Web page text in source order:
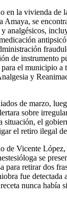
en la vivienda de
Amaya, se
analgésicos,
de instrumento
el municipio a
y
de marzo,
sobre
situación, el
el retiro ilegal
de Vicente
se
para retirar dos
fue detectada
nunca había